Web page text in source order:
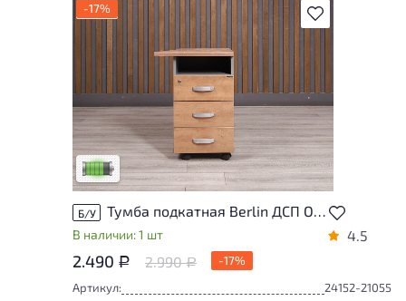
В избранное
-17%
У товара присутствуют незначительные
следы эксплуатации, не влияющие на
удобство его использования
Низкая степень износа
Б/У Тумба подкатная Berlin ДСП Ольха Россия
В наличии: 1 шт 4.5
2.490 Р 2.990Р
-17%
Артикул:
24152-21055